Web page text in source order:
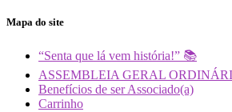
Mapa do site
“Senta que lá vem história!” 📚
ASSEMBLEIA GERAL
Benefícios de ser Associado(a)
Carrinho